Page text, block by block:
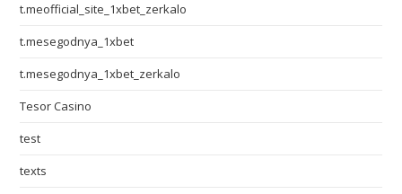
t.meofficial_site_1xbet_zerkalo
t.mesegodnya_1xbet
t.mesegodnya_1xbet_zerkalo
Tesor Casino
test
texts